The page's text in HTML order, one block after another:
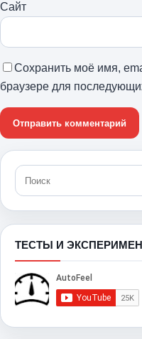
Сайт
Сохранить моё имя,
браузере для
ТЕСТЫ И